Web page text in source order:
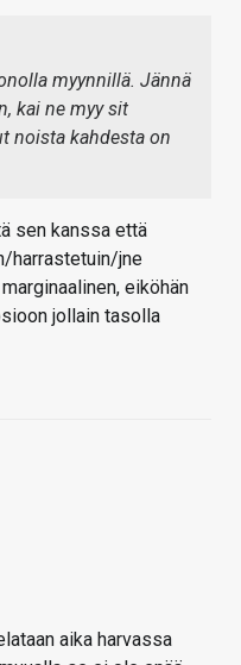
myynnillä. Jännä
kai ne myy sit
noista kahdesta on
sen kanssa että
harrastetuin/jne
eiköhän
jollain tasolla
aika harvassa